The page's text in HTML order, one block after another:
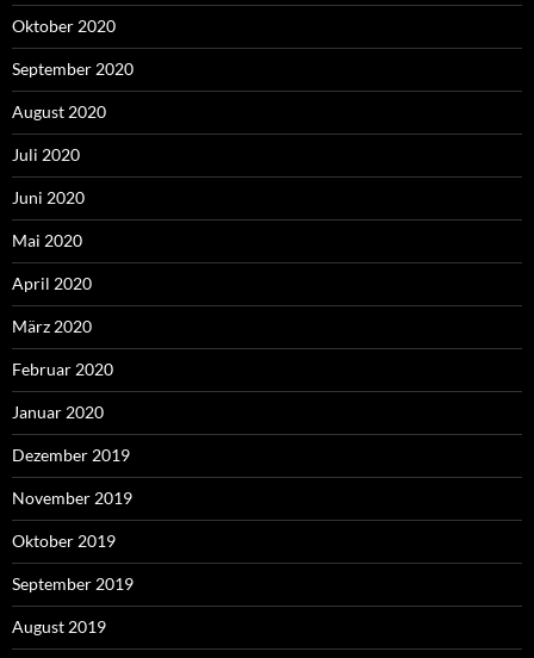
Oktober 2020
September 2020
August 2020
Juli 2020
Juni 2020
Mai 2020
April 2020
März 2020
Februar 2020
Januar 2020
Dezember 2019
November 2019
Oktober 2019
September 2019
August 2019